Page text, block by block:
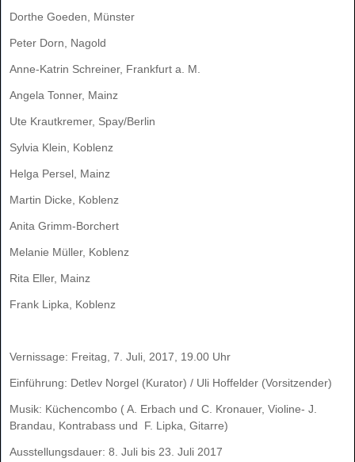
Dorthe Goeden, Münster
Peter Dorn, Nagold
Anne-Katrin Schreiner, Frankfurt a. M.
Angela Tonner, Mainz
Ute Krautkremer, Spay/Berlin
Sylvia Klein, Koblenz
Helga Persel, Mainz
Martin Dicke, Koblenz
Anita Grimm-Borchert
Melanie Müller, Koblenz
Rita Eller, Mainz
Frank Lipka, Koblenz
Vernissage: Freitag, 7. Juli, 2017, 19.00 Uhr
Einführung: Detlev Norgel (Kurator) / Uli Hoffelder (Vorsitzender)
Musik: Küchencombo ( A. Erbach und C. Kronauer, Violine- J.
Brandau, Kontrabass und F. Lipka, Gitarre)
Ausstellungsdauer: 8. Juli bis 23. Juli 2017